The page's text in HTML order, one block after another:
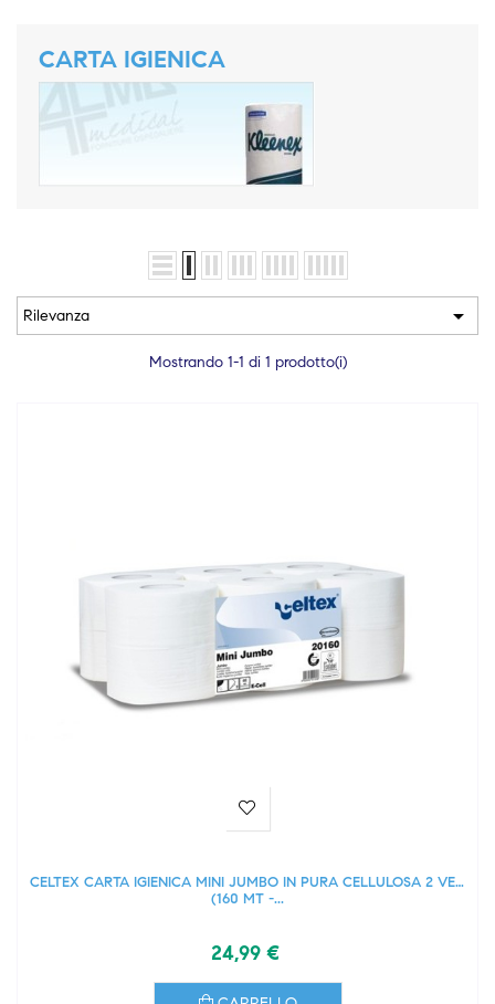
CARTA IGIENICA
Rilevanza 
Mostrando 1-1 di 1 prodotto(i)
CELTEX CARTA IGIENICA MINI JUMBO IN PURA CELLULOSA 2 VELI
(160 MT -...
24,99 €